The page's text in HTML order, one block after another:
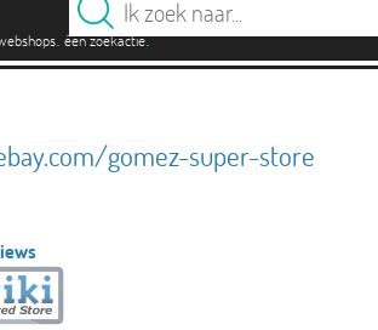
. één zoekactie.
gomez-super-store